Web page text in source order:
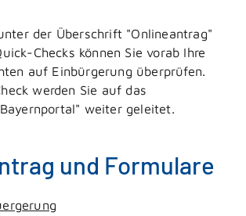
der Überschrift "Onlineantrag"
Checks können Sie vorab Ihre
auf Einbürgerung überprüfen.
werden Sie auf das
weiter geleitet.
und Formulare